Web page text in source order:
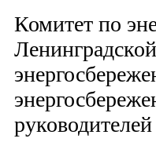
Комитет по